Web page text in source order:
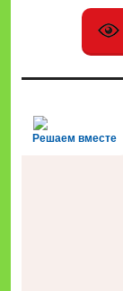
Решаем вместе